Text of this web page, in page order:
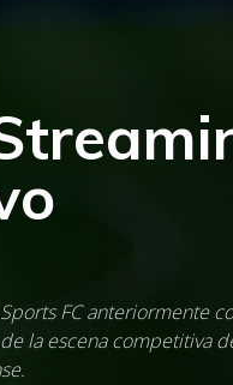
FC anteriormente
la escena competitiva